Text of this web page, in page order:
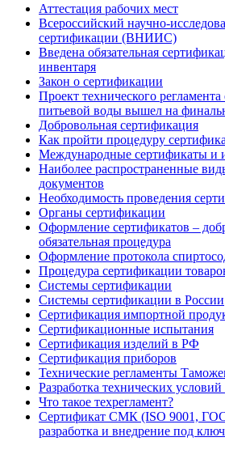
Аттестация рабочих мест
Всероссийский научно-
сертификации (ВНИИС)
Введена обязательная
инвентаря
Закон о сертификации
Проект технического регламента
питьевой воды вышел на
Добровольная сертификация
Как пройти процедуру
Международные сертификаты и
Наиболее распространенные
документов
Необходимость проведения
Органы сертификации
Оформление сертификатов –
обязательная процедура
Оформление протокола
Процедура сертификации
Системы сертификации
Системы сертификации в России
Сертификация импортной
Сертификационные испытания
Сертификация изделий в РФ
Сертификация приборов
Технические регламенты
Разработка технических
Что такое техрегламент?
Сертификат СМК (ISO 9001,
разработка и внедрение под ключ